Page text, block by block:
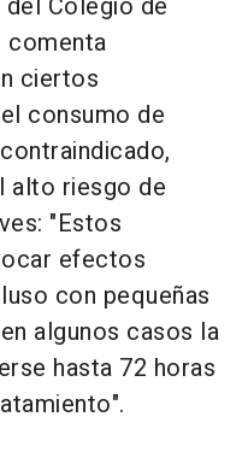
comenta
ciertos
consumo de
alto riesgo de
"Estos
efectos
con pequeñas
algunos casos la
hasta 72 horas